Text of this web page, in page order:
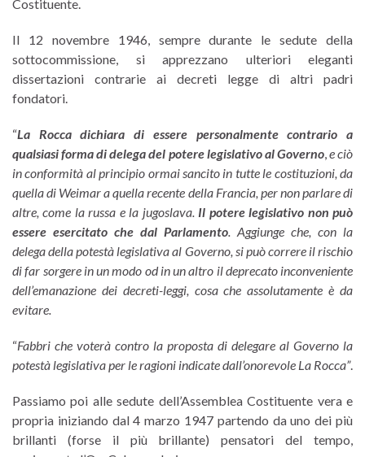
Costituente.
Il 12 novembre 1946, sempre durante le sedute della
sottocommissione, si apprezzano ulteriori eleganti
dissertazioni contrarie ai decreti legge di altri padri
fondatori.
“La Roccadichiara di essere personalmente contrario a
qualsiasi forma di delega del potere legislativo al Governo,e ciò
in conformità al principio ormai sancito in tutte le costituzioni, da
quella di Weimar a quella recente della Francia, per non parlare di
altre, come la russa e la jugoslava. Il potere legislativo non può
essere esercitato che dal Parlamento. Aggiunge che, con la
delega della potestà legislativa al Governo, si può correre il rischio
di far sorgere in un modo od in un altro il deprecato inconveniente
dell’emanazione dei decreti-leggi, cosa che assolutamente è da
evitare.
“Fabbri che voterà contro la proposta di delegare al Governo la
potestà legislativa per le ragioni indicate dall’onorevole La Rocca”.
Passiamo poi alle sedute dell’Assemblea Costituente vera e
propria iniziando dal 4 marzo 1947 partendo da uno dei più
brillanti (forse il più brillante) pensatori del tempo,